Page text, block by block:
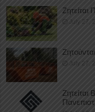
July 27,
July 27,
Ζητείται